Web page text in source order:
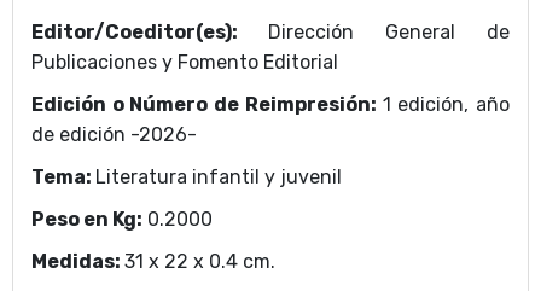
Editor/Coeditor(es):
Dirección General de
Publicaciones y Fomento Editorial
Edición o Número de Reimpresión: 1 edición, año
de edición -2026-
Tema: Literatura infantil y juvenil
Peso en Kg: 0.2000
Medidas: 31 x 22 x 0.4 cm.